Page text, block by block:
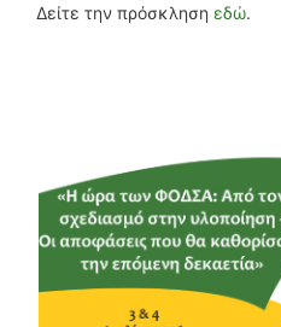
Δείτε την πρόσκληση εδώ.